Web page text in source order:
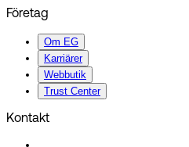
Företag
Om EG
Karriärer
Webbutik
Trust Center
Kontakt